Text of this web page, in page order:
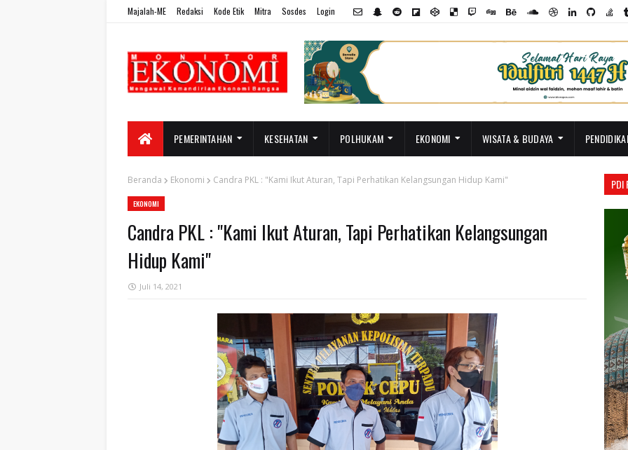
Majalah-ME Redaksi Kode Etik Mitra Sosdes Login
PEMERINTAHAN KESEHATAN POLHUKAM EKONOMI WISATA & BUDAYA
Beranda Ekonomi Candra PKL : "Kami Ikut Aturan, Tapi Perhatikan Kelangsungan Hidup Kami"
EKONOMI
Candra PKL : "Kami Ikut Aturan, Tapi Perhatikan Kelangsungan
Hidup Kami"
Juli 14, 2021
PDI